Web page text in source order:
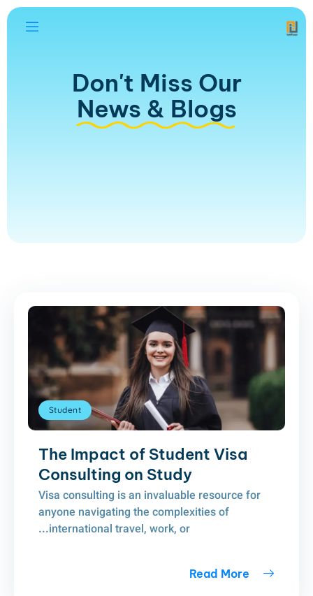
Don't Miss Our
News & Blogs
Student
The Impact of Student Visa
Consulting on Study
Visa consulting is an invaluable resource for
anyone navigating the complexities of
international travel, work, or...
Read More